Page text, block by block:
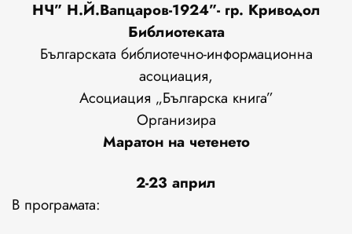
НЧ” Н.Й.Вапцаров-1924”- гр. Криводол
Библиотеката
Българската библиотечно-информационна
асоциация,
Асоциация „Българска книга”
Организира
Маратон на четенето
2-23 април
В програмата: